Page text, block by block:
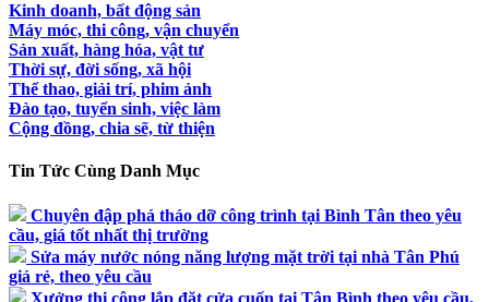
Kinh doanh, bất động sản
Máy móc, thi công, vận chuyển
Sản xuất, hàng hóa, vật tư
Thời sự, đời sống, xã hội
Thể thao, giải trí, phim ảnh
Đào tạo, tuyển sinh, việc làm
Cộng đồng, chia sẽ, từ thiện
Tin Tức Cùng Danh Mục
Chuyên đập phá tháo dỡ công trình tại Bình Tân theo yêu
cầu, giá tốt nhất thị trường
Sửa máy nước nóng năng lượng mặt trời tại nhà Tân Phú
giá rẻ, theo yêu cầu
Xưởng thi công lắp đặt cửa cuốn tại Tân Bình theo yêu cầu,